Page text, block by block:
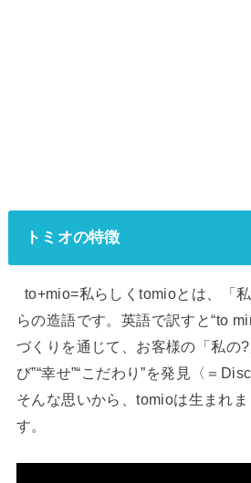
トミオの特徴
to+mio=私らしくtomioとは、「
らの造語です。英語で訳すと“to
づくりを通じて、お客様の「私の
び”“幸せ”“こだわり”を発見〈＝
そんな思いから、tomioは生まれ
す。